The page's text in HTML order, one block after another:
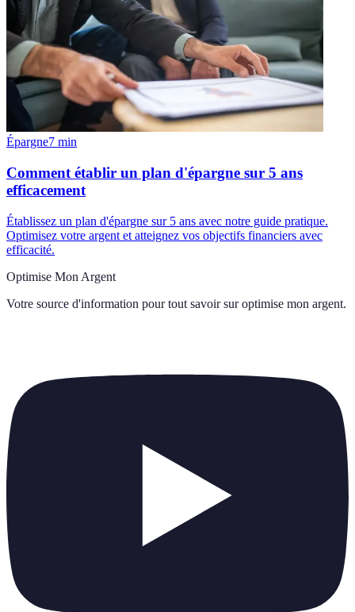
Épargne7 min
Comment établir un plan d'épargne sur 5 ans
efficacement
Établissez un plan d'épargne sur 5 ans avec notre guide pratique.
Optimisez votre argent et atteignez vos objectifs financiers avec
efficacité.
Optimise Mon Argent
Votre source d'information pour tout savoir sur optimise mon argent.